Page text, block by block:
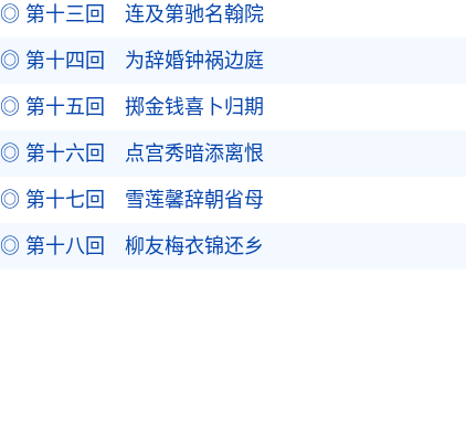
◎ 第十三回 连及第驰名翰院
◎ 第十四回 为辞婚钟祸边庭
◎ 第十五回 掷金钱喜卜归期
◎ 第十六回 点宫秀暗添离恨
◎ 第十七回 雪莲馨辞朝省母
◎ 第十八回 柳友梅衣锦还乡